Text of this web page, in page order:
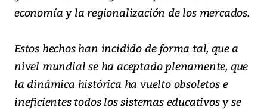
economía y la regionalización de los mercados.
Estos hechos han incidido de forma tal, que a
nivel mundial se ha aceptado plenamente, que
la dinámica histórica ha vuelto obsoletos e
ineficientes todos los sistemas educativos y se